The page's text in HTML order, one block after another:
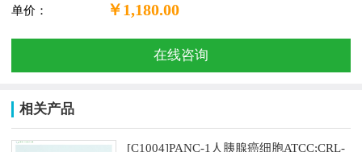
单价： ￥1,180.00
在线咨询
相关产品
[C1004]PANC-1人胰腺癌细胞ATCC;CRL-